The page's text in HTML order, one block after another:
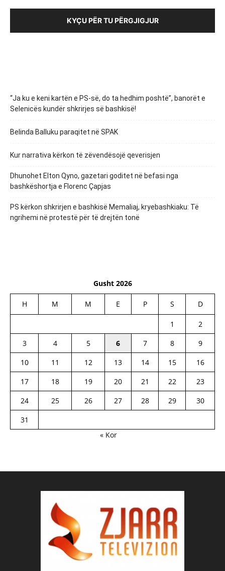
KYÇU PËR TU PËRGJIGJUR
“Ja ku e keni kartën e PS-së, do ta hedhim poshtë”, banorët e
Selenicës kundër shkrirjes së bashkisë!
Belinda Balluku paraqitet në SPAK
Kur narrativa kërkon të zëvendësojë qeverisjen
Dhunohet Elton Qyno, gazetari goditet në befasi nga
bashkëshortja e Florenc Çapjas
PS kërkon shkrirjen e bashkisë Memaliaj, kryebashkiaku: Të
ngrihemi në protestë për të drejtën tonë
Gusht 2026
H M M E P S D
1
2
3
4 5 6 7 8
9
10
11 12 13 14 15
16
17
18 19 20 21 22
23
24
25 26 27 28 29
30
31
« Kor